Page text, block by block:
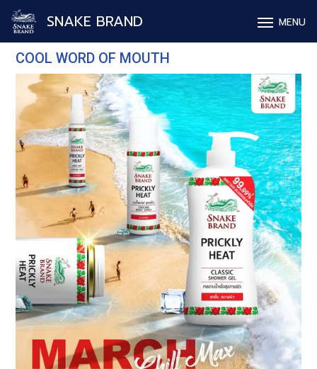
SNAKE BRAND MENU
COOL WORD OF MOUTH